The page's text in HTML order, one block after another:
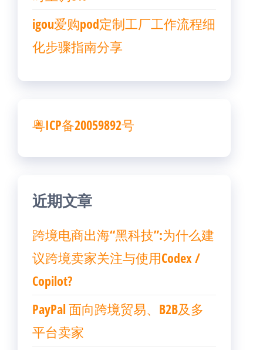
igou爱购pod定制工厂工作流程细
化步骤指南分享
粤ICP备20059892号
近期文章
跨境电商出海“黑科技”:为什么建
议跨境卖家关注与使用Codex /
Copilot?
PayPal 面向跨境贸易、B2B及多
平台卖家